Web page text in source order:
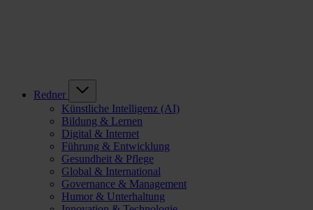
Redner
Künstliche Intelligenz (AI)
Bildung & Lernen
Digital & Internet
Führung & Entwicklung
Gesundheit & Pflege
Global & International
Governance & Management
Humor & Unterhaltung